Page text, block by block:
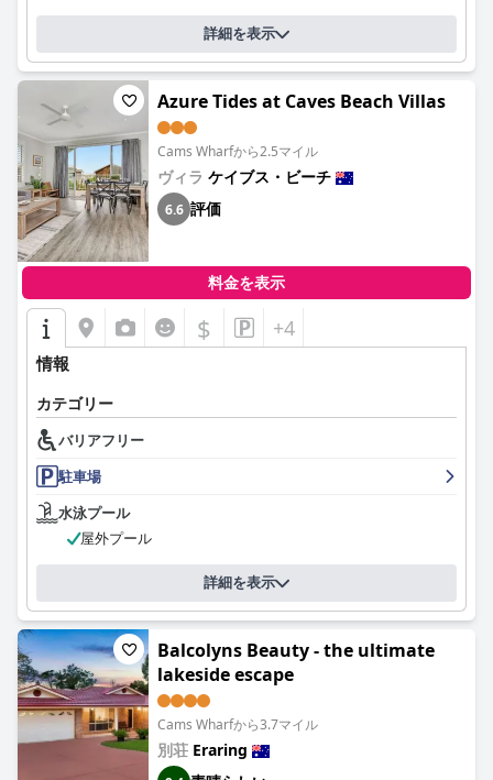
詳細を表示
Azure Tides at Caves Beach Villas
Cams Wharfから2.5マイル
ヴィラ ケイブス・ビーチ
6.6 評価
料金を表示
$ +4
情報
カテゴリー
バリアフリー
駐車場
水泳プール
屋外プール
詳細を表示
Balcolyns Beauty - the ultimate
lakeside escape
Cams Wharfから3.7マイル
別荘 Eraring